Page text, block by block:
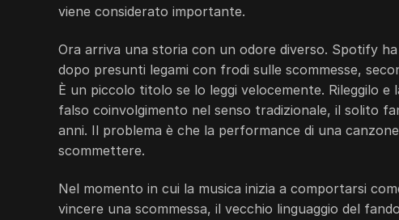
viene considerato importante.
Ora arriva una storia con un odore diverso. Spotify
dopo presunti legami con frodi sulle scommesse,
È un piccolo titolo se lo leggi velocemente. Rileggilo
falso coinvolgimento nel senso tradizionale, il solito
anni. Il problema è che la performance di una
scommettere.
Nel momento in cui la musica inizia a comportarsi
vincere una scommessa, il vecchio linguaggio del